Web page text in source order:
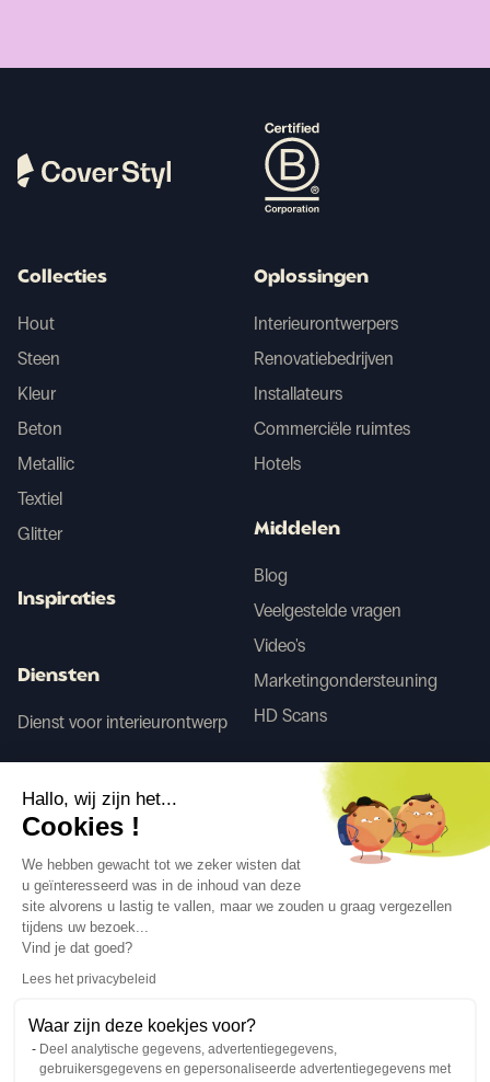
Volg ons
Collecties
Hout
Steen
Kleur
Beton
Metallic
Textiel
Glitter
Inspiraties
Diensten
Dienst voor interieurontwerp
Oplossingen
Interieurontwerpers
Renovatiebedrijven
Installateurs
Commerciële ruimtes
Hotels
Middelen
Blog
Veelgestelde vragen
Video's
Marketingondersteuning
HD Scans
Voor/Na AI
Hallo, wij zijn het...
Cookies !
We hebben gewacht tot we zeker wisten dat
u geïnteresseerd was in de inhoud van deze
site alvorens u lastig te vallen, maar we zouden u graag vergezellen
tijdens uw bezoek...
Vind je dat goed?
Lees het privacybeleid
Waar zijn deze koekjes voor?
Deel analytische gegevens, advertentiegegevens,
gebruikersgegevens en gepersonaliseerde advertentiegegevens met